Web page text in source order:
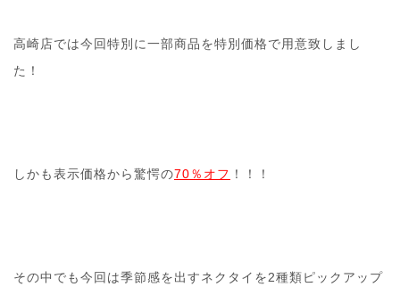
高崎店では今回特別に一部商品を特別価格で用意致しまし
た！
しかも表示価格から驚愕の70％オフ ！！！
その中でも今回は季節感を出すネクタイを2種類ピックアップ